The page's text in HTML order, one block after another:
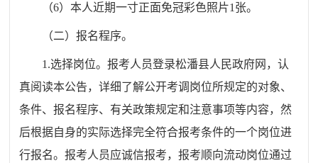
（6）本人近期一寸正面免冠彩色照片1张。
（二）报名程序。
1.选择岗位。报考人员登录松潘县人民政府网，认
真阅读本公告，详细了解公开考调岗位所规定的对象、
条件、报名程序、有关政策规定和注意事项等内容，然
后根据自身的实际选择完全符合报考条件的一个岗位进
行报名。报考人员应诚信报考，报考顺向流动岗位通过